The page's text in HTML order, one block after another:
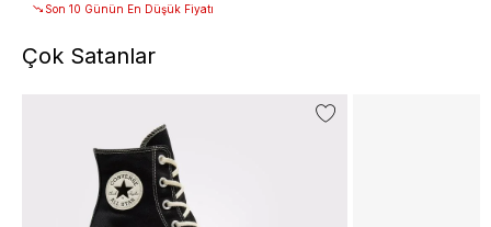
Son 10 Günün En Düşük Fiyatı
Çok Satanlar